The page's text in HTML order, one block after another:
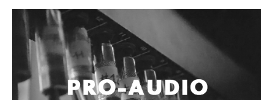
Otros Instrumentos de Cuerdas
Ukulele
Mandolina
Banjo
Mariachi